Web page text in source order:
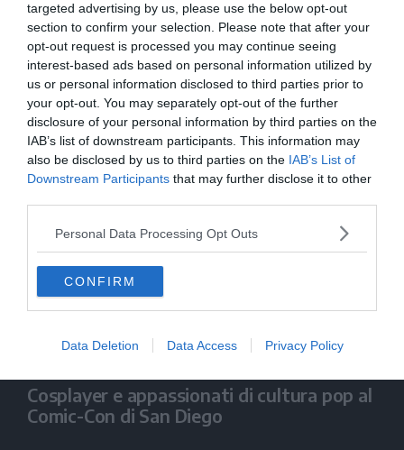
targeted advertising by us, please use the below opt-out
section to confirm your selection. Please note that after your
opt-out request is processed you may continue seeing
interest-based ads based on personal information utilized by
us or personal information disclosed to third parties prior to
your opt-out. You may separately opt-out of the further
disclosure of your personal information by third parties on the
IAB’s list of downstream participants. This information may
also be disclosed by us to third parties on the IAB’s List of
Downstream Participants that may further disclose it to other
Personal Data Processing Opt Outs
CONFIRM
Data Deletion Data Access Privacy Policy
SPETTACOLO
Tom Holland e Zendaya presentano
"Spider-Man"
Cosplayer e appassionati di cultura pop al
Comic-Con di San Diego